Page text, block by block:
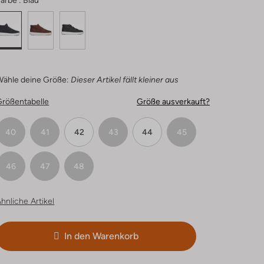
deine Größe: Dieser Artikel fällt kleiner aus
Größe ausverkauft?
40 41 42 43 44 45
46 47 48
Artikel
In den Warenkorb